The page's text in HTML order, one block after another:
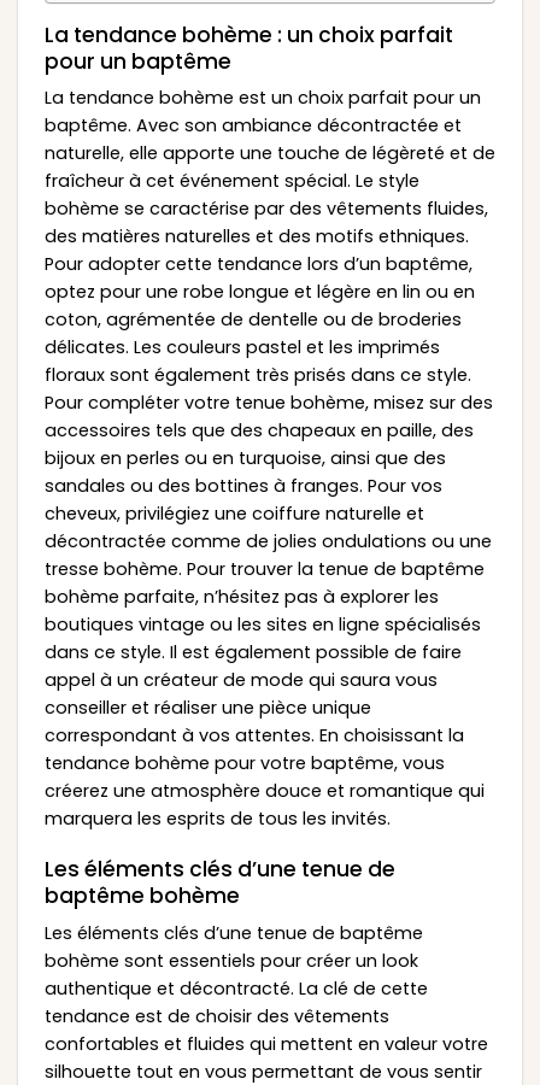
La tendance bohème : un choix parfait
pour un baptême
La tendance bohème est un choix parfait pour un
baptême. Avec son ambiance décontractée et
naturelle, elle apporte une touche de légèreté et de
fraîcheur à cet événement spécial. Le style
bohème se caractérise par des vêtements fluides,
des matières naturelles et des motifs ethniques.
Pour adopter cette tendance lors d’un baptême,
optez pour une robe longue et légère en lin ou en
coton, agrémentée de dentelle ou de broderies
délicates. Les couleurs pastel et les imprimés
floraux sont également très prisés dans ce style.
Pour compléter votre tenue bohème, misez sur des
accessoires tels que des chapeaux en paille, des
bijoux en perles ou en turquoise, ainsi que des
sandales ou des bottines à franges. Pour vos
cheveux, privilégiez une coiffure naturelle et
décontractée comme de jolies ondulations ou une
tresse bohème. Pour trouver la tenue de baptême
bohème parfaite, n’hésitez pas à explorer les
boutiques vintage ou les sites en ligne spécialisés
dans ce style. Il est également possible de faire
appel à un créateur de mode qui saura vous
conseiller et réaliser une pièce unique
correspondant à vos attentes. En choisissant la
tendance bohème pour votre baptême, vous
créerez une atmosphère douce et romantique qui
marquera les esprits de tous les invités.
Les éléments clés d’une tenue de
baptême bohème
Les éléments clés d’une tenue de baptême
bohème sont essentiels pour créer un look
authentique et décontracté. La clé de cette
tendance est de choisir des vêtements
confortables et fluides qui mettent en valeur votre
silhouette tout en vous permettant de vous sentir